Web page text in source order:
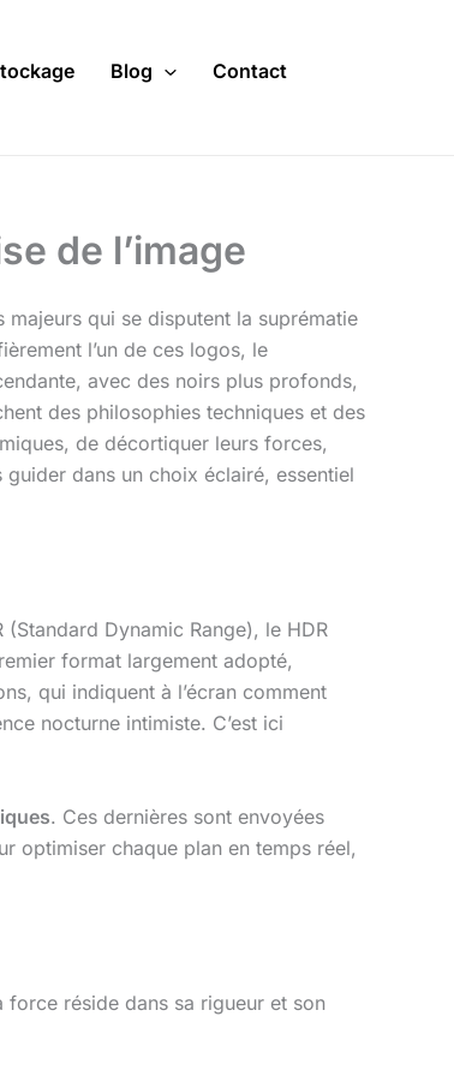
Blog Contact
de l’image
qui se disputent la suprématie
l’un de ces logos, le
avec des noirs plus profonds,
des philosophies techniques et des
de décortiquer leurs forces,
dans un choix éclairé, essentiel
Dynamic Range), le HDR
format largement adopté,
qui indiquent à l’écran comment
nocturne intimiste. C’est ici
. Ces dernières sont envoyées
optimiser chaque plan en temps réel,
force réside dans sa rigueur et son